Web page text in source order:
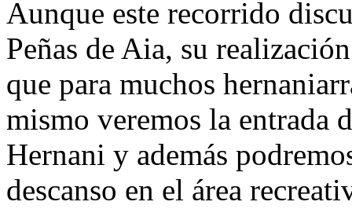
Aunque este recorrido
Peñas de Aia, su
que para muchos
mismo veremos la entrada
Hernani y además
descanso en el área